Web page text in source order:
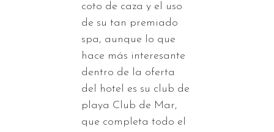
coto de caza y el uso
de su tan premiado
spa, aunque lo que
hace más interesante
dentro de la oferta
del hotel es su club de
playa Club de Mar,
que completa todo el